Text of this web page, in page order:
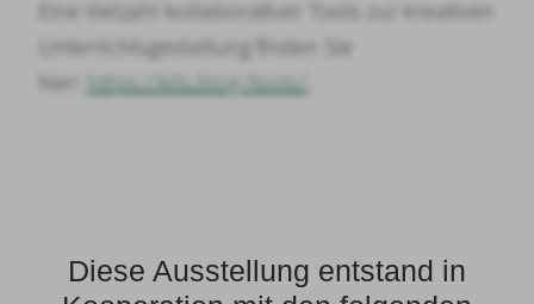
Eine Vielzahl kollaborativer Tools zur kreativen
Unterrichtsgestaltung finden Sie
hier: https://kits.blog/tools/
Diese Ausstellung entstand in